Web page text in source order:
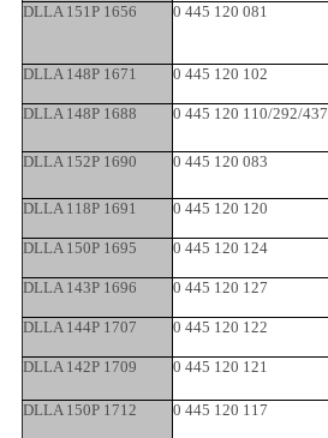
DLLA 151P 1656 0 445 120 081
DLLA 148P 1671 0 445 120 102
DLLA 148P 1688 0 445 120 110/292/437
DLLA 152P 1690 0 445 120 083
DLLA 118P 1691 0 445 120 120
DLLA 150P 1695 0 445 120 124
DLLA 143P 1696 0 445 120 127
DLLA 144P 1707 0 445 120 122
DLLA 142P 1709 0 445 120 121
DLLA 150P 1712 0 445 120 117